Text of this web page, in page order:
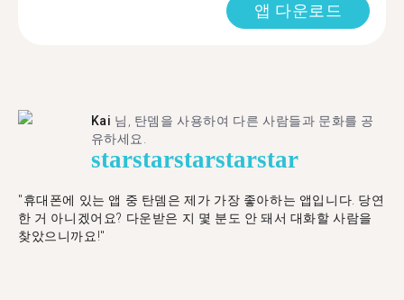
앱 다운로드
Kai 님, 탄뎀을 사용하여 다른 사람들과 문화를 공
유하세요.
starstarstarstarstar
"휴대폰에 있는 앱 중 탄뎀은 제가 가장 좋아하는 앱입니다. 당연
한 거 아니겠어요? 다운받은 지 몇 분도 안 돼서 대화할 사람을
찾았으니까요!"